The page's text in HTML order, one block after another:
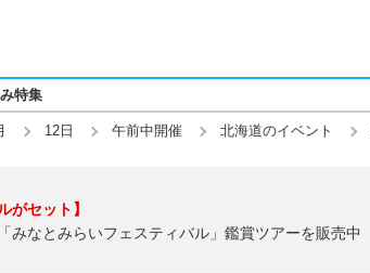
特集
12日 午前中開催 北海道のイベント
がセット】
みなとみらいフェスティバル」鑑賞ツアーを販売中